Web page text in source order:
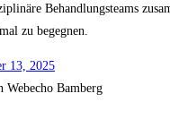
Behand­lungs­teams
zu begegnen.
13, 2025
Web­echo Bamberg